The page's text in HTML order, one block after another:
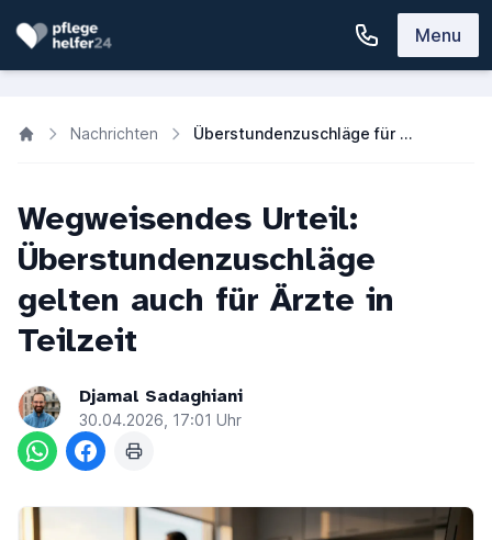
Menu
Nachrichten Überstundenzuschläge für Teilzeit-Ärzte: Neues Gerichtsurteil
Wegweisendes Urteil:
Überstundenzuschläge
gelten auch für Ärzte in
Teilzeit
Djamal Sadaghiani
30.04.2026, 17:01 Uhr